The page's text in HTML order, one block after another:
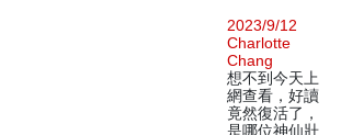
2023/9/12
Charlotte
Chang
想不到今天上
網查看，好讀
竟然復活了，
是哪位神仙壯